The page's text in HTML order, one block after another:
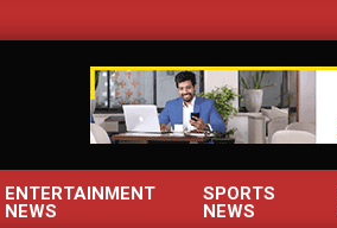
Primary
ENTERTAINMENT
NEWS
SPORTS
NEWS